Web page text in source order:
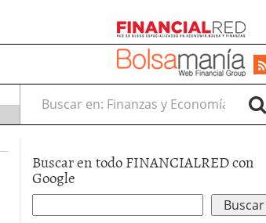
Buscar en:
Buscar en todo FINANCIALRED con
Google